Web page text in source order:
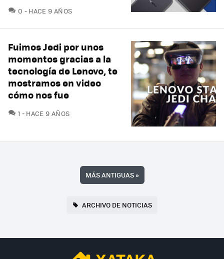
0 COMENTARIOS
HACE 9 AÑOS
Fuimos Jedi por unos
momentos gracias a la
tecnología de Lenovo, te
mostramos en video
cómo nos fue
1 COMENTARIOS
HACE 9 AÑOS
MÁS ANTIGUAS»
ARCHIVO DE NOTICIAS